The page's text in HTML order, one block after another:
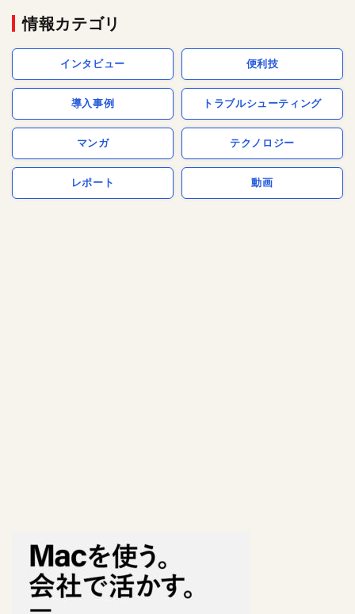
情報カテゴリ
インタビュー 便利技
導入事例 トラブルシューティング
マンガ テクノロジー
レポート 動画